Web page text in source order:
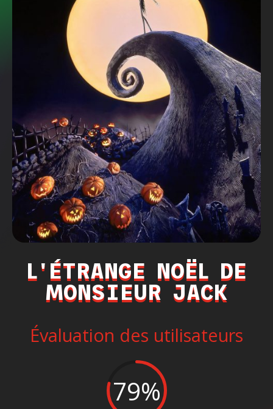
L'ÉTRANGE NOËL DE
MONSIEUR JACK
Évaluation des utilisateurs
79%